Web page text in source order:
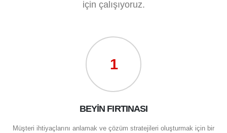
için çalışıyoruz.
1
BEYİN FIRTINASI
Müşteri ihtiyaçlarını anlamak ve çözüm stratejileri oluşturmak için bir